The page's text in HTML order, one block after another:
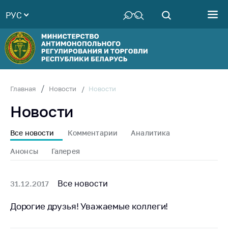
Руководство
Структура
Министерства
Территориальные
Законодательство
Антикоррупционная
деятельность
совет
Соискателям
РУС
Главная Новости Новости
Новости
Все новости Комментарии Аналитика
Анонсы Галерея
31.12.2017 Все новости
Дорогие друзья! Уважаемые коллеги!